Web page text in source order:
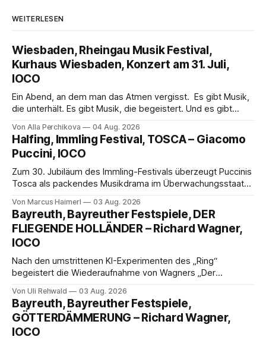
WEITERLESEN
Wiesbaden, Rheingau Musik Festival,
Kurhaus Wiesbaden, Konzert am 31. Juli,
IOCO
Ein Abend, an dem man das Atmen vergisst. Es gibt Musik,
die unterhält. Es gibt Musik, die begeistert. Und es gibt
Genau so war der Abend im Kurhaus Wiesbaden, an dem
Johannes Brahms’ Erstes Klavierkonzert d-Moll op. 15 mit
Daniil
Von Alla Perchikova 04 Aug. 2026
Halfing, Immling Festival, TOSCA – Giacomo
Puccini, IOCO
Zum 30. Jubiläum des Immling-Festivals überzeugt Puccinis
Tosca als packendes Musikdrama im Überwachungsstaat
spannend und werkgetreu, getragen von starken Solisten,
eindrucksvollen Projektionen und einer klangvollen
musikalischen Leitung.
Von Marcus Haimerl 03 Aug. 2026
Bayreuth, Bayreuther Festspiele, DER
FLIEGENDE HOLLÄNDER – Richard Wagner,
IOCO
Nach den umstrittenen KI-Experimenten des „Ring“
begeistert die Wiederaufnahme von Wagners „Der
Musik und einem neuen Traumpaar: Elisabeth Teige und
Nicholas Brownlee sorgen für einen der Höhepunkte der
Bayreuther Festspiele 2026.
Von Uli Rehwald 03 Aug. 2026
Bayreuth, Bayreuther Festspiele,
GÖTTERDÄMMERUNG – Richard Wagner,
IOCO